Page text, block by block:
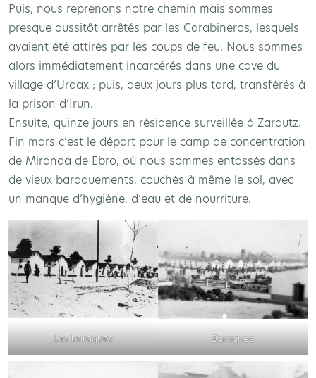
Puis, nous reprenons notre chemin mais sommes
presque aussitôt arrêtés par les Carabineros, lesquels
avaient été attirés par les coups de feu. Nous sommes
alors immédiatement incarcérés dans une cave du
village d’Urdax ; puis, deux jours plus tard, transférés à
la prison d’Irun.
Ensuite, quinze jours en résidence surveillée à Zarautz.
Fin mars c’est le départ pour le camp de concentration
de Miranda de Ebro, où nous sommes entassés dans
de vieux baraquements, couchés à même le sol, avec
un manque d’hygiène, d’eau et de nourriture.
Les baraques Baraques